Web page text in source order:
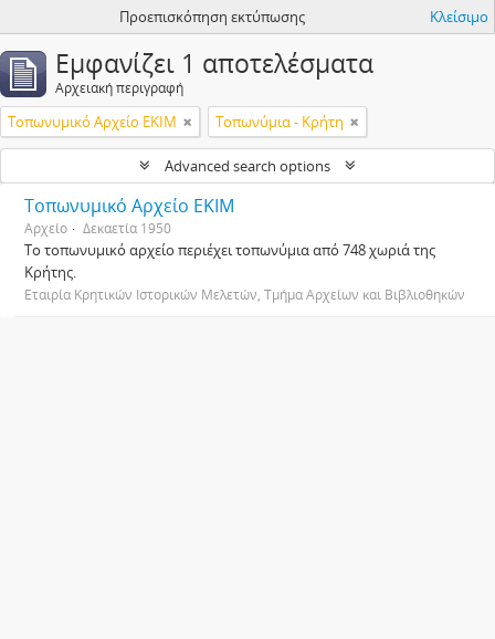
Προεπισκόπηση εκτύπωσης Κλείσιμο
Εμφανίζει 1 αποτελέσματα
Αρχειακή περιγραφή
Τοπωνυμικό Αρχείο ΕΚΙΜ Τοπωνύμια - Κρήτη
Advanced search options
Τοπωνυμικό Αρχείο ΕΚΙΜ
Αρχείο Δεκαετία 1950
Το τοπωνυμικό αρχείο περιέχει τοπωνύμια από 748 χωριά της
Κρήτης.
Εταιρία Κρητικών Ιστορικών Μελετών, Τμήμα Αρχείων και Βιβλιοθηκών